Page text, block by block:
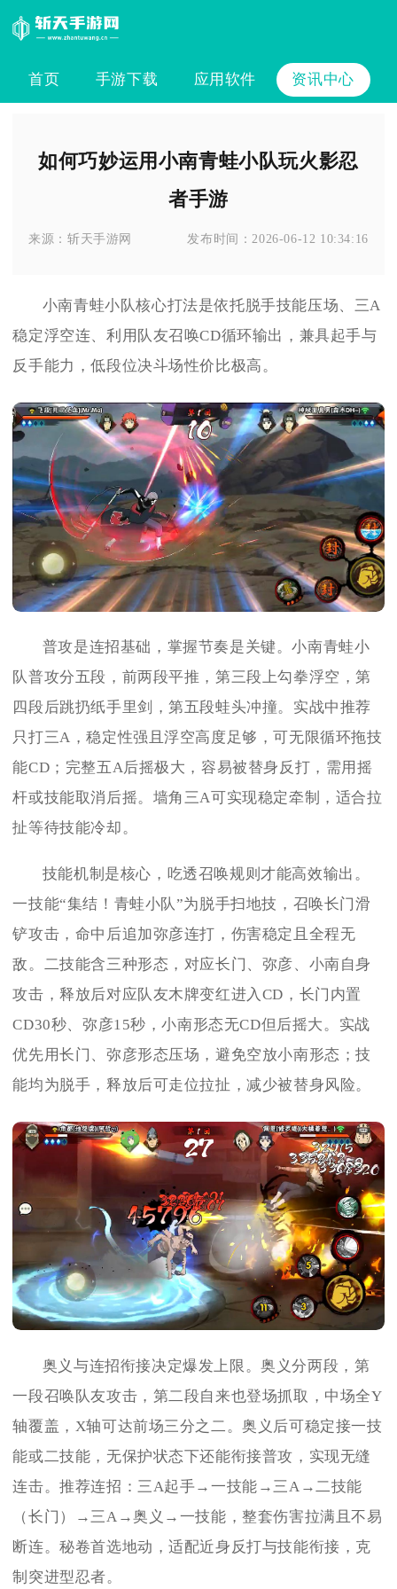
首页 手游下载 应用软件 资讯中心
如何巧妙运用小南青蛙小队玩火影忍
者手游
来源：斩天手游网 发布时间： 2026-06-12 10:34:16
小南青蛙小队核心打法是依托脱手技能压场、三A
稳定浮空连、利用队友召唤CD循环输出，兼具起手与
反手能力，低段位决斗场性价比极高。
普攻是连招基础，掌握节奏是关键。小南青蛙小
队普攻分五段，前两段平推，第三段上勾拳浮空，第
四段后跳扔纸手里剑，第五段蛙头冲撞。实战中推荐
只打三A，稳定性强且浮空高度足够，可无限循环拖技
能CD；完整五A后摇极大，容易被替身反打，需用摇
杆或技能取消后摇。墙角三A可实现稳定牵制，适合拉
扯等待技能冷却。
技能机制是核心，吃透召唤规则才能高效输出。
一技能“集结！青蛙小队”为脱手扫地技，召唤长门滑
铲攻击，命中后追加弥彦连打，伤害稳定且全程无
敌。二技能含三种形态，对应长门、弥彦、小南自身
攻击，释放后对应队友木牌变红进入CD，长门内置
CD30秒、弥彦15秒，小南形态无CD但后摇大。实战
优先用长门、弥彦形态压场，避免空放小南形态；技
能均为脱手，释放后可走位拉扯，减少被替身风险。
奥义与连招衔接决定爆发上限。奥义分两段，第
一段召唤队友攻击，第二段自来也登场抓取，中场全Y
轴覆盖，X轴可达前场三分之二。奥义后可稳定接一技
能或二技能，无保护状态下还能衔接普攻，实现无缝
连击。推荐连招：三A起手→一技能→三A→二技能
（长门）→三A→奥义→一技能，整套伤害拉满且不易
断连。秘卷首选地动，适配近身反打与技能衔接，克
制突进型忍者。